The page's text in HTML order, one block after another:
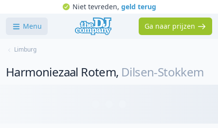
Niet tevreden, geld terug
Menu Ga naar prijzen
Limburg
Harmoniezaal Rotem, Dilsen-Stokkem